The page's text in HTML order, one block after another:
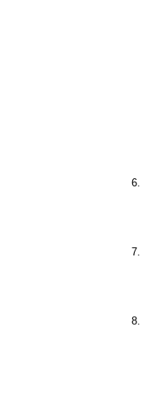
6.
7.
8.